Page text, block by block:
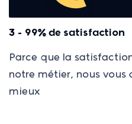
3 - 99% de satisfaction
Parce que la
notre métier, nous vous
mieux